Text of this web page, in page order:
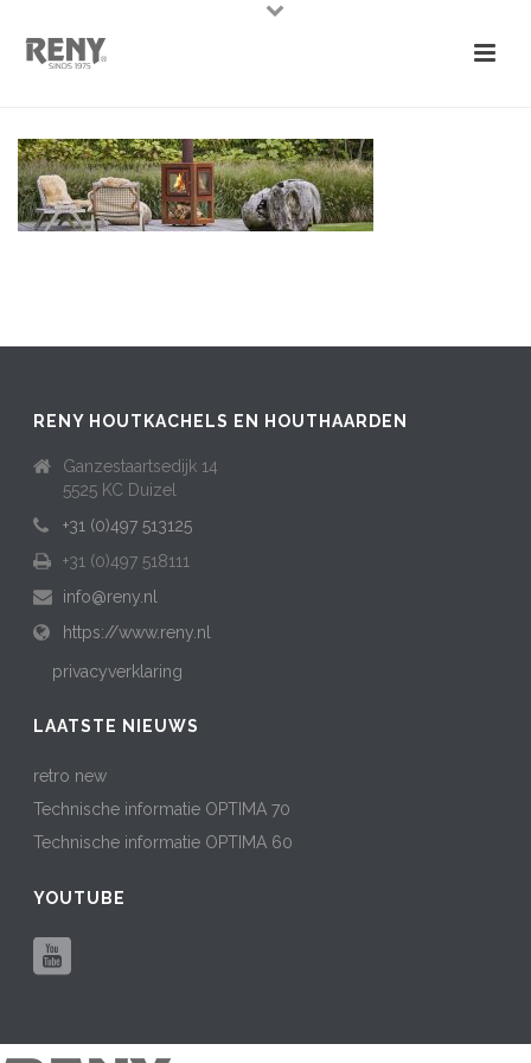
RENY HOUTKACHELS EN HOUTHAARDEN
Ganzestaartsedijk 14
5525 KC Duizel
+31 (0)497 513125
+31 (0)497 518111
info@reny.nl
https://www.reny.nl
privacyverklaring
LAATSTE NIEUWS
retro new
Technische informatie OPTIMA 70
Technische informatie OPTIMA 60
YOUTUBE